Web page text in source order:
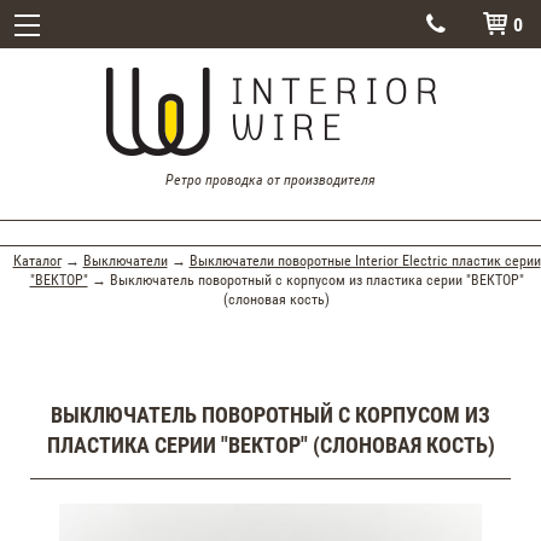
  0
Ретро проводка от производителя
Каталог→ Выключатели→ Выключатели поворотные Interior Electric пластик серии
"ВЕКТОР"→ Выключатель поворотный с корпусом из пластика серии "ВЕКТОР"
(слоновая кость)
ВЫКЛЮЧАТЕЛЬ ПОВОРОТНЫЙ С КОРПУСОМ ИЗ
ПЛАСТИКА СЕРИИ "ВЕКТОР" (СЛОНОВАЯ КОСТЬ)